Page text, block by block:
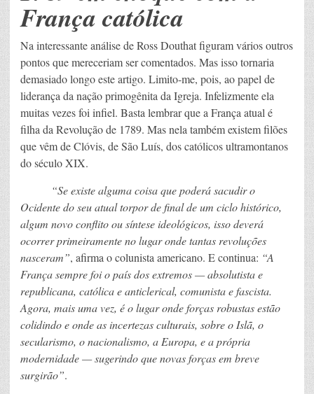
França católica
Na interessante análise de Ross Douthat figuram vários outros
pontos que mereceriam ser comentados. Mas isso tornaria
demasiado longo este artigo. Limito-me, pois, ao papel de
liderança da nação primogênita da Igreja. Infelizmente ela
muitas vezes foi infiel. Basta lembrar que a França atual é
filha da Revolução de 1789. Mas nela também existem filões
que vêm de Clóvis, de São Luís, dos católicos ultramontanos
do século XIX.
“Se existe alguma coisa que poderá sacudir o
Ocidente do seu atual torpor de final de um ciclo histórico,
algum novo conflito ou síntese ideológicos, isso deverá
ocorrer primeiramente no lugar onde tantas revoluções
nasceram”, afirma o colunista americano. E continua: “A
França sempre foi o país dos extremos — absolutista e
republicana, católica e anticlerical, comunista e fascista.
Agora, mais uma vez, é o lugar onde forças robustas estão
colidindo e onde as incertezas culturais, sobre o Islã, o
secularismo, o nacionalismo, a Europa, e a própria
modernidade — sugerindo que novas forças em breve
surgirão”.